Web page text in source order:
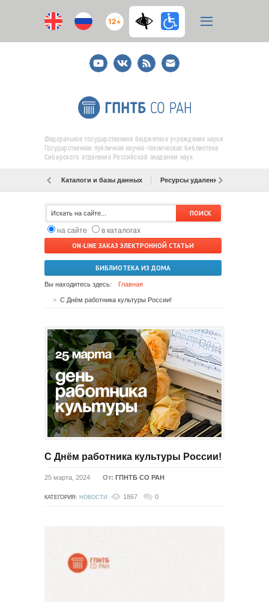
12+
YoutubeВКонтакте
RSS
E-
mail
подписка
Федеральное государственное бюджетное учреждение науки
Государственная публичная научно-техническая библиотека
Сибирского отделения Российской академии наук
Каталоги и базы данных Ресурсы удаленного доступа
на сайте
в каталогах
ON-LINE ЗАКАЗ ЭЛЕКТРОННОЙ СТАТЬИ
БИБЛИОТЕКА ИЗ ДОМА
Вы находитесь здесь: Главная
С Днём работника культуры России!
С Днём работника культуры России!
25 марта, 2024 От: ГПНТБ СО РАН
КАТЕГОРИЯ: НОВОСТИ 1867 0